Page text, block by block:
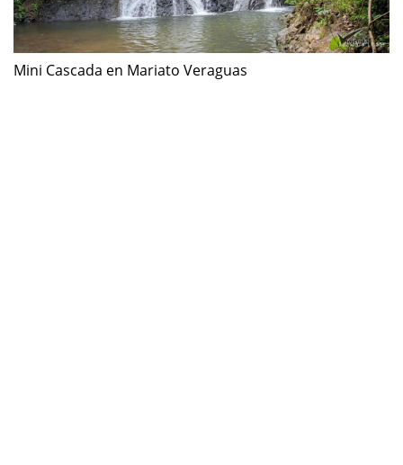
Mini Cascada en Mariato Veraguas